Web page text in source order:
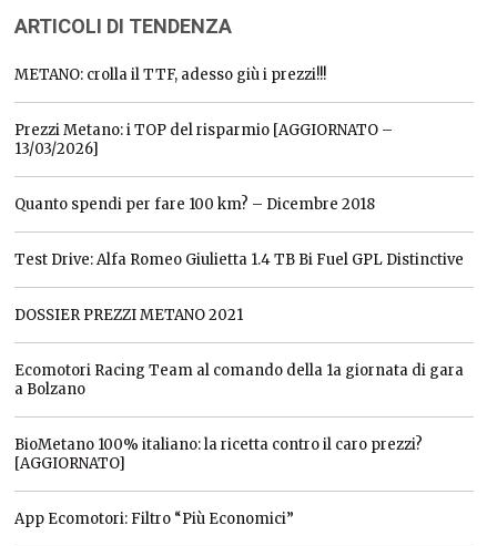
ARTICOLI DI TENDENZA
METANO: crolla il TTF, adesso giù i prezzi!!!
Prezzi Metano: i TOP del risparmio [AGGIORNATO –
13/03/2026]
Quanto spendi per fare 100 km? – Dicembre 2018
Test Drive: Alfa Romeo Giulietta 1.4 TB Bi Fuel GPL Distinctive
DOSSIER PREZZI METANO 2021
Ecomotori Racing Team al comando della 1a giornata di gara
a Bolzano
BioMetano 100% italiano: la ricetta contro il caro prezzi?
[AGGIORNATO]
App Ecomotori: Filtro “Più Economici”